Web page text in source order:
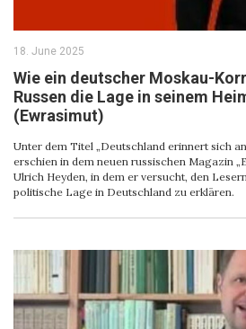
18. June 2025
Wie ein deutscher Moskau-
Russen die Lage in seinem
(Ewrasimut)
Unter dem Titel „Deutschland erinnert sich
erschien in dem neuen russischen Magazin
Ulrich Heyden, in dem er versucht, den
politische Lage in Deutschland zu erklären.